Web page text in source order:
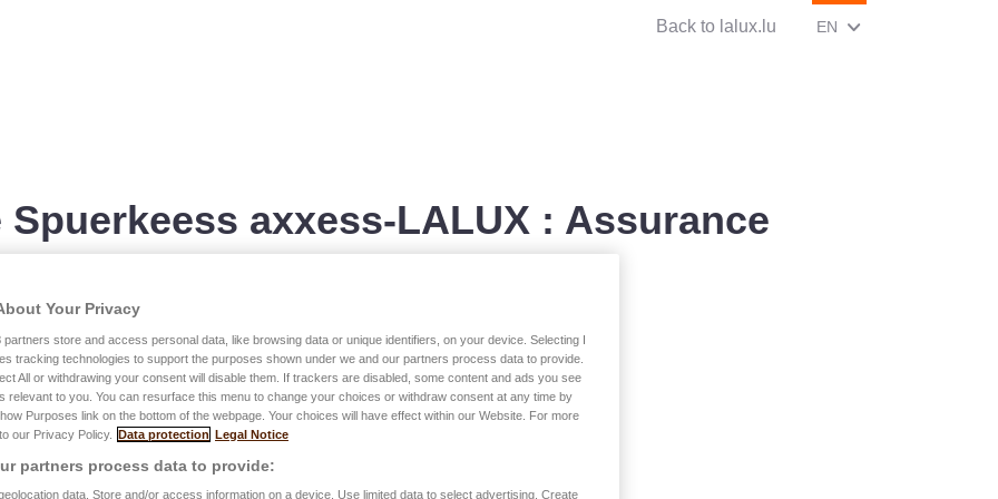
Back to lalux.lu CHANGE CURRENT
EN (ENGLISH)
axxess-LALUX : Assurance
habitation ?
Your Privacy
partners store and access personal data, like browsing data or unique identifiers, on your device. Selecting I
tracking technologies to support the purposes shown under we and our partners process data to provide.
All or withdrawing your consent will disable them. If trackers are disabled, some content and ads you see
relevant to you. You can resurface this menu to change your choices or withdraw consent at any time by
Purposes link on the bottom of the webpage. Your choices will have effect within our Website. For more
our Privacy Policy. Data protection Legal Notice
partners process data to provide:
data. Store and/or access information on a device. Use limited data to select advertising. Create